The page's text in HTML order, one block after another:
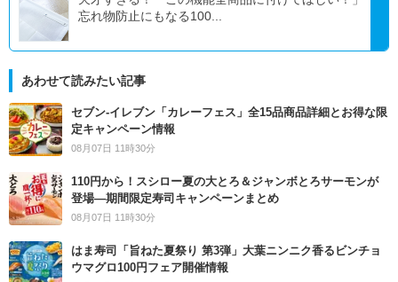
忘れ物防止にもなる100...
あわせて読みたい記事
セブン‐イレブン「カレーフェス」全15品商品詳細とお得な限
定キャンペーン情報
08月07日 11時30分
110円から！スシロー夏の大とろ＆ジャンボとろサーモンが
登場―期間限定寿司キャンペーンまとめ
08月07日 11時30分
はま寿司「旨ねた夏祭り 第3弾」大葉ニンニク香るビンチョ
ウマグロ100円フェア開催情報